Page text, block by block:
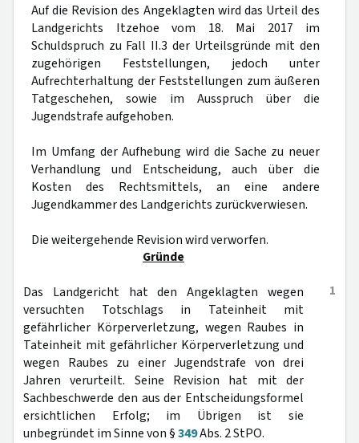
Auf die Revision des Angeklagten wird das Urteil des
Landgerichts Itzehoe vom 18. Mai 2017 im
Schuldspruch zu Fall II.3 der Urteilsgründe mit den
zugehörigen Feststellungen, jedoch unter
Aufrechterhaltung der Feststellungen zum äußeren
Tatgeschehen, sowie im Ausspruch über die
Jugendstrafe aufgehoben.
Im Umfang der Aufhebung wird die Sache zu neuer
Verhandlung und Entscheidung, auch über die
Kosten des Rechtsmittels, an eine andere
Jugendkammer des Landgerichts zurückverwiesen.
Die weitergehende Revision wird verworfen.
Gründe
1
Das Landgericht hat den Angeklagten wegen
versuchten Totschlags in Tateinheit mit
gefährlicher Körperverletzung, wegen Raubes in
Tateinheit mit gefährlicher Körperverletzung und
wegen Raubes zu einer Jugendstrafe von drei
Jahren verurteilt. Seine Revision hat mit der
Sachbeschwerde den aus der Entscheidungsformel
ersichtlichen Erfolg; im Übrigen ist sie
unbegründet im Sinne von §349Abs. 2 StPO.